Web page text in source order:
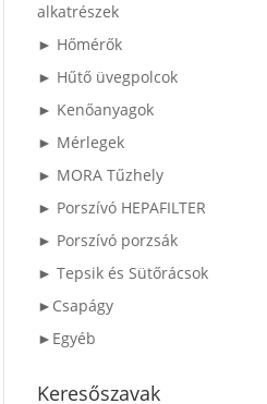
alkatrészek
► Hőmérők
► Hűtő üvegpolcok
► Kenőanyagok
► Mérlegek
► MORA Tűzhely
► Porszívó HEPAFILTER
► Porszívó porzsák
► Tepsik és Sütőrácsok
►Csapágy
►Egyéb
Keresőszavak